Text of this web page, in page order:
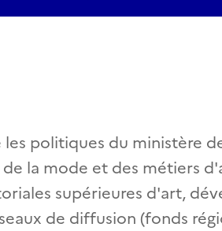
politiques du ministère
la mode et des métiers
supérieures d'art,
de diffusion (fonds